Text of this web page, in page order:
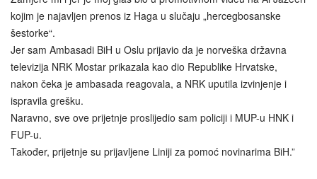
kojim je najavljen prenos iz Haga u slučaju „hercegbosanske
šestorke“.
Jer sam Ambasadi BiH u Oslu prijavio da je norveška državna
televizija NRK Mostar prikazala kao dio Republike Hrvatske,
nakon čeka je ambasada reagovala, a NRK uputila izvinjenje i
ispravila grešku.
Naravno, sve ove prijetnje proslijedio sam policiji i MUP-u HNK i
FUP-u.
Također, prijetnje su prijavljene Liniji za pomoć novinarima BiH.”